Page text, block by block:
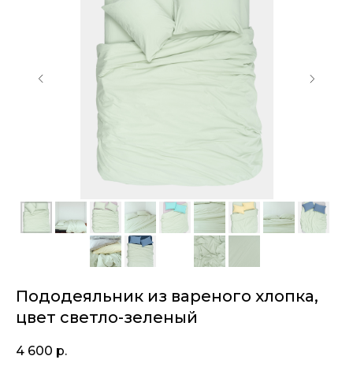
Пододеяльник из вареного хлопка,
цвет светло-зеленый
4 600 р.